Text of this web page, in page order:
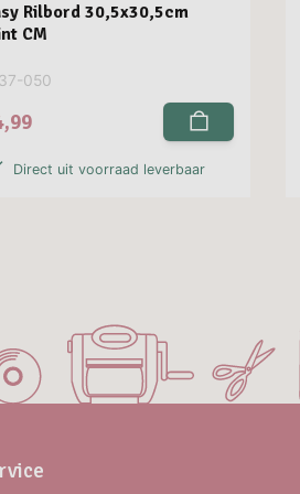
Rilbord 30,5x30,5cm
CM
050
Direct uit voorraad leverbaar